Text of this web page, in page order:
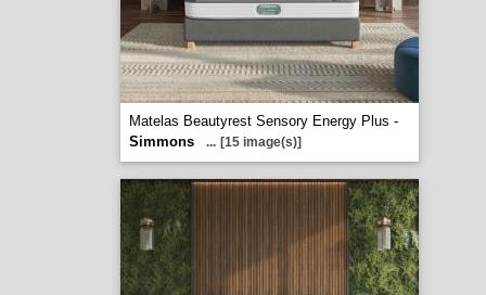
Matelas Beautyrest Sensory Energy Plus -
Simmons
... [15 image(s)]